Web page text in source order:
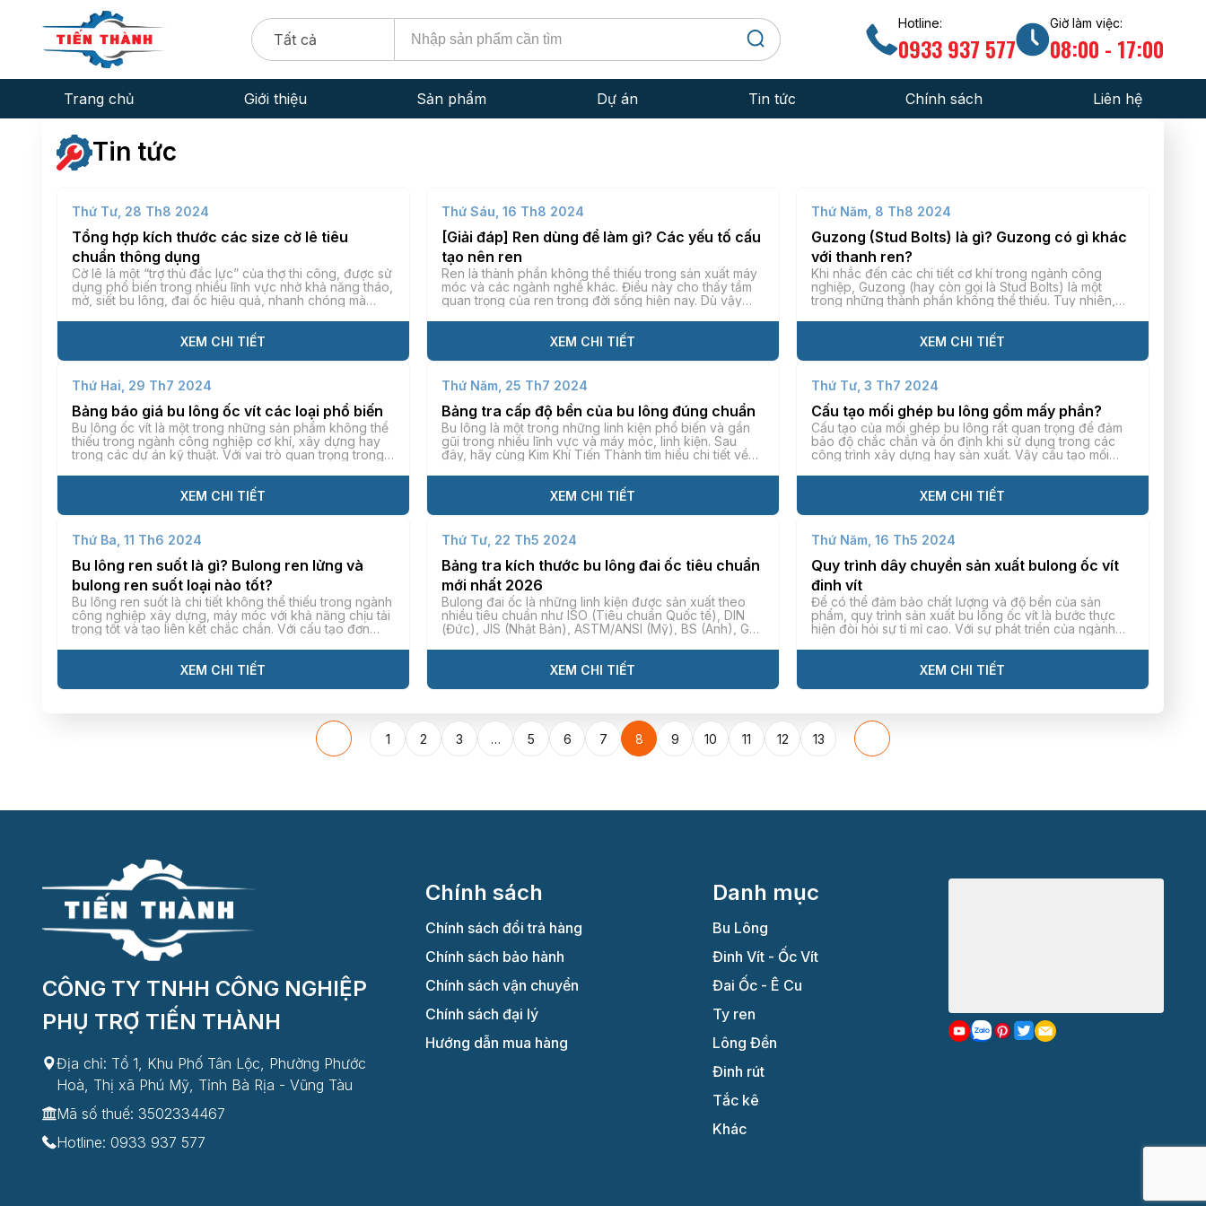
Tất cả
Hotline:
0933 937 577
Giờ làm việc:
08:00 - 17:00
Trang chủ Giới thiệu Sản phẩm
Đinh Vít - Ốc Vít
Ty ren
Lông Đền
Tăng đơ
Cùm treo ống
Khóa Cáp
Ma Ní
Khác
Dự án Tin tức
Kinh nghiệm hướng dẫn
Tiêu chuẩn kỹ thuật
Chính sách
Hướng dẫn mua hàng
Chính sách bảo hành
Liên hệ
Tin tức
Thứ Tư, 28 Th8 2024
Tổng hợp kích thước các size cờ lê tiêu
chuẩn thông dụng
Cờ lê là một “trợ thủ đắc lực” của thợ thi công, được sử
dụng phổ biến trong nhiều lĩnh vực nhờ khả năng tháo,
mở, siết bu lông, đai ốc hiệu quả, nhanh chóng mà
XEM CHI TIẾT
Thứ Sáu, 16 Th8 2024
[Giải đáp] Ren dùng để làm gì? Các yếu tố cấu
tạo nên ren
Ren là thành phần không thể thiếu trong sản xuất máy
móc và các ngành nghề khác. Điều này cho thấy tầm
quan trọng của ren trong đời sống hiện nay. Dù vậy
XEM CHI TIẾT
Thứ Năm, 8 Th8 2024
Guzong (Stud Bolts) là gì? Guzong có gì khác
với thanh ren?
Khi nhắc đến các chi tiết cơ khí trong ngành công
nghiệp, Guzong (hay còn gọi là Stud Bolts) là một
trong những thành phần không thể thiếu. Tuy nhiên,
XEM CHI TIẾT
Thứ Hai, 29 Th7 2024
Bảng báo giá bu lông ốc vít các loại phổ biến
Bu lông ốc vít là một trong những sản phẩm không thể
thiếu trong ngành công nghiệp cơ khí, xây dựng hay
trong các dự án kỹ thuật. Với vai trò quan trọng trong
chắc chắn và an toàn của các công trình. Tuy nhiên,
cùng Kim Khí Tiến Thành tìm hiểu chi tiết hơn về bảng
báo giá bu lông ốc vít mới nhất nhé!
XEM CHI TIẾT
Thứ Năm, 25 Th7 2024
Bảng tra cấp độ bền của bu lông đúng chuẩn
Bu lông là một trong những linh kiện phổ biến và gần
gũi trong nhiều lĩnh vực và máy móc, linh kiện. Sau
đây, hãy cùng Kim Khí Tiến Thành tìm hiểu chi tiết về
XEM CHI TIẾT
Thứ Tư, 3 Th7 2024
Cấu tạo mối ghép bu lông gồm mấy phần?
Cấu tạo của mối ghép bu lông rất quan trọng để đảm
bảo độ chắc chắn và ổn định khi sử dụng trong các
công trình xây dựng hay sản xuất. Vậy cấu tạo mối
XEM CHI TIẾT
Thứ Ba, 11 Th6 2024
Bu lông ren suốt là gì? Bulong ren lửng và
bulong ren suốt loại nào tốt?
Bu lông ren suốt là chi tiết không thể thiếu trong ngành
công nghiệp xây dựng, máy móc với khả năng chịu tải
trọng tốt và tạo liên kết chắc chắn. Với cấu tạo đơn
XEM CHI TIẾT
Thứ Tư, 22 Th5 2024
Bảng tra kích thước bu lông đai ốc tiêu chuẩn
mới nhất 2026
Bulong đai ốc là những linh kiện được sản xuất theo
nhiều tiêu chuẩn như ISO (Tiêu chuẩn Quốc tế), DIN
(Đức), JIS (Nhật Bản), ASTM/ANSI (Mỹ), BS (Anh), GB
ốc khác nhau, phù […]XEM CHI TIẾT
Thứ Năm, 16 Th5 2024
Quy trình dây chuyền sản xuất bulong ốc vít
đinh vít
Để có thể đảm bảo chất lượng và độ bền của sản
phẩm, quy trình sản xuất bu lông ốc vít là bước thực
hiện đòi hỏi sự tỉ mỉ cao. Với sự phát triển của ngành
được cải tiến và hoàn thiện hơn. Trong bài viết này,
XEM CHI TIẾT
1 2 3 … 5 6 7 8 9 10 11 12 13
CÔNG TY TNHH CÔNG NGHIỆP
PHỤ TRỢ TIẾN THÀNH
Địa chỉ: Tổ 1, Khu Phố Tân Lộc, Phường Phước
Hoà, Thị xã Phú Mỹ, Tỉnh Bà Rịa - Vũng Tàu
Mã số thuế: 3502334467
Hotline: 0933 937 577
Chính sách
Chính sách đổi trả hàng
Chính sách bảo hành
Chính sách vận chuyển
Chính sách đại lý
Hướng dẫn mua hàng
Danh mục
Bu Lông
Đinh Vít - Ốc Vít
Đai Ốc - Ê Cu
Ty ren
Lông Đền
Đinh rút
Tắc kê
Khác